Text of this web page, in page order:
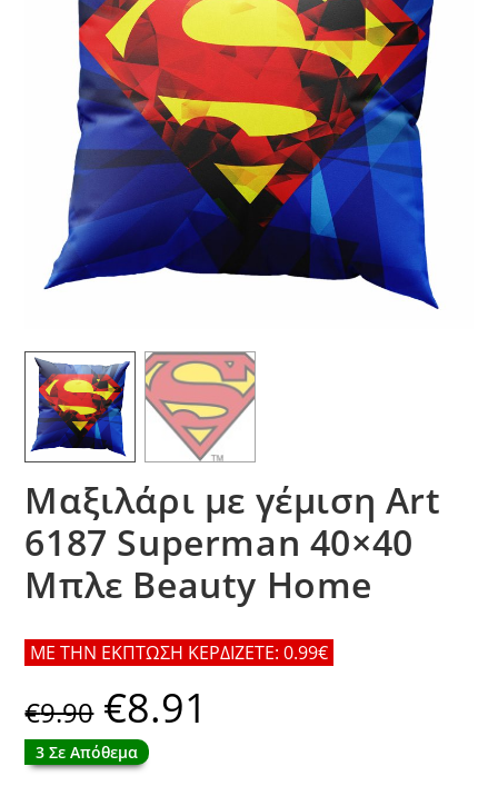
Μαξιλάρι με γέμιση Art
6187 Superman 40×40
Μπλε Beauty Home
ΜΕ ΤΗΝ ΕΚΠΤΩΣΗ ΚΕΡΔΙΖΕΤΕ: 0.99€
€9.90 Original
price
was:
€9.90.
€8.91
3 Σε Απόθεμα